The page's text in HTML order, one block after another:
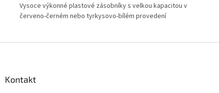
Vysoce výkonné plastové zásobníky s velkou kapacitou v
červeno-černém nebo tyrkysovo-bílém provedení
Kontakt